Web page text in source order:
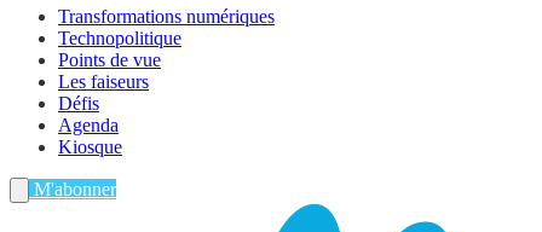
Transformations numériques
Technopolitique
Points de vue
Les faiseurs
Défis
Agenda
Kiosque
M'abonner